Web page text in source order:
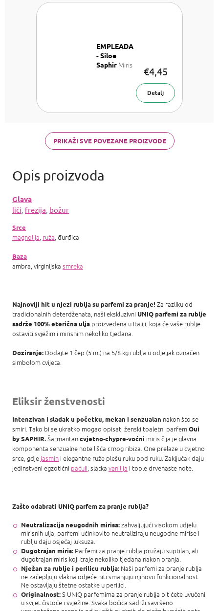
EMPLEADA
- Siloe
Saphir Miris
€4,45
Detalj
PRIKAŽI SVE POVEZANE PROIZVODE
Glava
liči, frezija, božur
Srce
magnolija, ruža, đurđica
Baza
ambra, virginijska smreka
Najnoviji hit u njezi rublja su parfemi za pranje! Za razliku od
tradicionalnih deterdženata, naši ekskluzivni UNIQ parfemi za rublje
sadrže 100% eterična ulja proizvedena u Italiji, koja će vaše rublje
ostaviti svježim i mirisnim nekoliko tjedana.
Doziranje: Dodajte 1 čep (5 ml) na 5/8 kg rublja u odjeljak označen
simbolom cvijeta.
Eliksir ženstvenosti
Intenzivan i sladak u početku, mekan i senzualan nakon što se
smiri. Tako bi se ukratko mogao opisati ženski toaletni parfemOui
by SAPHIR.Šarmantancvjetno-chypre-voćni miris čija je glavna
komponenta senzualne note lišća crnog ribiza. One prelaze u cvjetno
srce, gdje jasmin i elegantne ruže plešu ruku pod ruku. Zaključak daju
jedinstveni egzotični pačuli, slatka vanilija i tople drvenaste note.
Zašto odabrati UNIQ parfem za pranje rublja?
Neutralizacija neugodnih mirisa:zahvaljujući visokom udjelu
mirisnih ulja, parfemi učinkovito neutraliziraju neugodne mirise i
rublju daju osjećaj luksuza.
Dugotrajan miris: Parfemi za pranje rublja pružaju suptilan, ali
dugotrajan miris koji traje nekoliko tjedana nakon pranja.
Nježan za rublje i perilicu rublja: Naši parfemi za pranje rublja
ne začepljuju vlakna odjeće niti smanjuju njihovu funkcionalnost.
Ne ostavljaju štetne ostatke u perilici.
Originalnost:S UNIQ parfemima za pranje rublja bit ćete uvučeni
u svijet čistoće i svježine. Svaka bočica sadrži savršeno